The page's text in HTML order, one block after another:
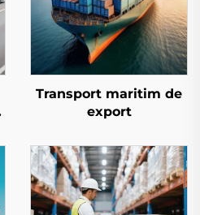
Transport maritim de
export